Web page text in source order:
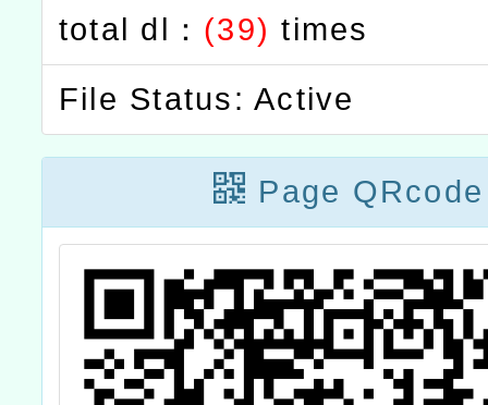
total dl： (39) times
File Status: Active
Page QRcode